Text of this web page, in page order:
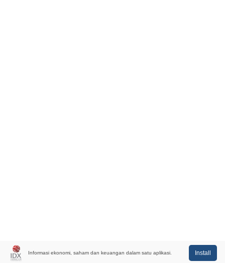
Informasi ekonomi, saham dan keuangan dalam satu aplikasi. Install